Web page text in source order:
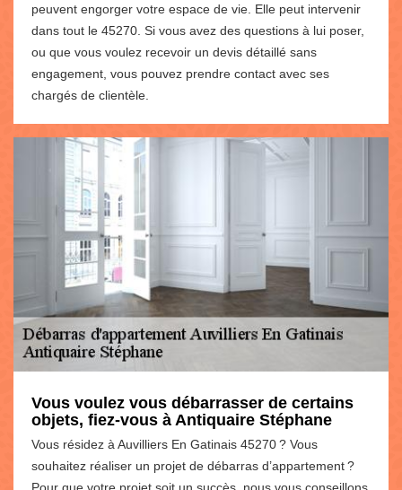
peuvent engorger votre espace de vie. Elle peut intervenir
dans tout le 45270. Si vous avez des questions à lui poser,
ou que vous voulez recevoir un devis détaillé sans
engagement, vous pouvez prendre contact avec ses
chargés de clientèle.
Vous voulez vous débarrasser de certains
objets, fiez-vous à Antiquaire Stéphane
Vous résidez à Auvilliers En Gatinais 45270 ? Vous
souhaitez réaliser un projet de débarras d’appartement ?